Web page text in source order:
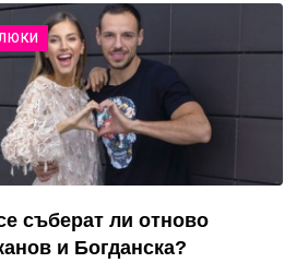
съберат ли отново
и Богданска?